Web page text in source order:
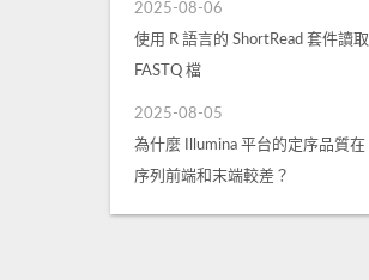
2025-08-06
使用 R 語言的 ShortRead 套件讀取
FASTQ 檔
2025-08-05
為什麼 Illumina 平台的定序品質在
序列前端和末端較差？